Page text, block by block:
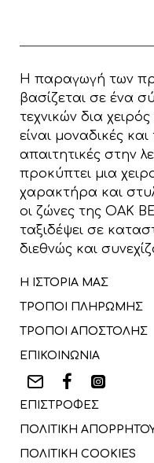
Η παραγωγή των
βασίζεται σε ένα
τεχνικών δια
είναι μοναδικές
απαιτητικές στην
προκύπτει μια
χαρακτήρα και
οι ζώνες της OAK
ταξιδέψει σε
διεθνώς και
Η ΙΣΤΟΡΙΑ ΜΑΣ
ΤΡΟΠΟΙ ΠΛΗΡΩΜΗΣ
ΤΡΟΠΟΙ ΑΠΟΣΤΟΛΗΣ
ΕΠΙΚΟΙΝΩΝΙΑ
ΕΠΙΣΤΡΟΦΕΣ
ΠΟΛΙΤΙΚΗ
ΠΟΛΙΤΙΚΗ COOKIES